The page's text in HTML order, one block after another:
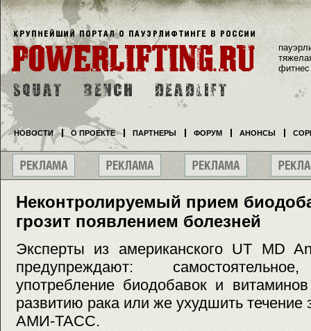
Неконтролируемый прием
грозит появлением болезней
Эксперты из американского UT MD
предупреждают:
употребление биодобавок и
развитию рака или же ухудшить течение
АМИ-ТАСС.
фитнес
НОВОСТИ О ПРОЕКТЕ ПАРТНЕРЫ ФОРУМ АНОНСЫ